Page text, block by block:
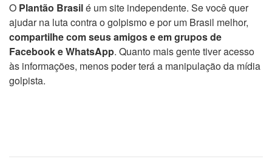
O Plantão Brasilé um site independente. Se você quer
ajudar na luta contra o golpismo e por um Brasil melhor,
compartilhe com seus amigos e em grupos de
Facebook e WhatsApp. Quanto mais gente tiver acesso
às informações, menos poder terá a manipulação da mídia
golpista.